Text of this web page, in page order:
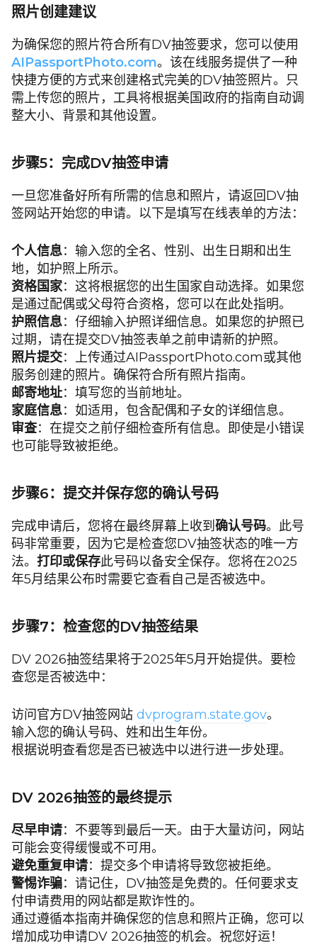
照片创建建议
为确保您的照片符合所有DV抽签要求，您可以使用
AIPassportPhoto.com。该在线服务提供了一种
快捷方便的方式来创建格式完美的DV抽签照片。只
需上传您的照片，工具将根据美国政府的指南自动调
整大小、背景和其他设置。
步骤5：完成DV抽签申请
一旦您准备好所有所需的信息和照片，请返回DV抽
签网站开始您的申请。以下是填写在线表单的方法：
个人信息：输入您的全名、性别、出生日期和出生
地，如护照上所示。
资格国家：这将根据您的出生国家自动选择。如果您
是通过配偶或父母符合资格，您可以在此处指明。
护照信息：仔细输入护照详细信息。如果您的护照已
过期，请在提交DV抽签表单之前申请新的护照。
照片提交：上传通过AIPassportPhoto.com或其他
服务创建的照片。确保符合所有照片指南。
邮寄地址：填写您的当前地址。
家庭信息：如适用，包含配偶和子女的详细信息。
审查：在提交之前仔细检查所有信息。即使是小错误
也可能导致被拒绝。
步骤6：提交并保存您的确认号码
完成申请后，您将在最终屏幕上收到 确认号码。此号
码非常重要，因为它是检查您DV抽签状态的唯一方
法。 打印或保存此号码以备安全保存。您将在2025
年5月结果公布时需要它查看自己是否被选中。
步骤7：检查您的DV抽签结果
DV 2026抽签结果将于2025年5月开始提供。要检
查您是否被选中：
访问官方DV抽签网站 dvprogram.state.gov。
输入您的确认号码、姓和出生年份。
根据说明查看您是否已被选中以进行进一步处理。
DV 2026抽签的最终提示
尽早申请：不要等到最后一天。由于大量访问，网站
可能会变得缓慢或不可用。
避免重复申请：提交多个申请将导致您被拒绝。
警惕诈骗：请记住，DV抽签是免费的。任何要求支
付申请费用的网站都是欺诈性的。
通过遵循本指南并确保您的信息和照片正确，您可以
增加成功申请DV 2026抽签的机会。祝您好运！